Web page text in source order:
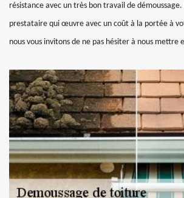
résistance avec un très bon travail de
prestataire qui œuvre avec un coût à la portée à
nous vous invitons de ne pas hésiter à nous mettre